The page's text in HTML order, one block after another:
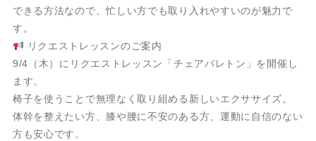
できる方法なので、忙しい方でも取り入れやすいのが魅力で
す。
リクエストレッスンのご案内
9/4（木）にリクエストレッスン「チェアバレトン」を開催し
ます。
椅子を使うことで無理なく取り組める新しいエクササイズ。
体幹を整えたい方、膝や腰に不安のある方、運動に自信のない
方も安心です。